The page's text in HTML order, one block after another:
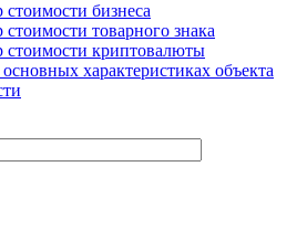
стоимости бизнеса
стоимости товарного знака
стоимости криптовалюты
характеристиках объекта